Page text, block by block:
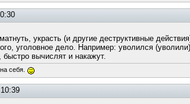
украсть (и другие деструктивные
уголовное дело. Например: уволился
вычислят и накажут.
себя.